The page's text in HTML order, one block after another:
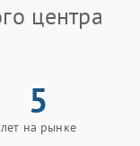
центра
5
лет на рынке